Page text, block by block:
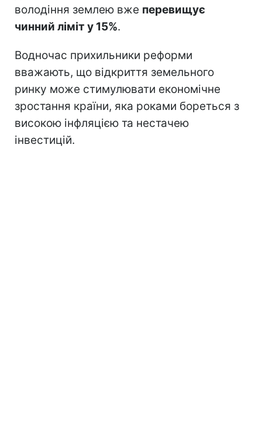
володіння землею вже перевищує
чинний ліміт у 15%.
Водночас прихильники реформи
вважають, що відкриття земельного
ринку може стимулювати економічне
зростання країни, яка роками бореться з
високою інфляцією та нестачею
інвестицій.